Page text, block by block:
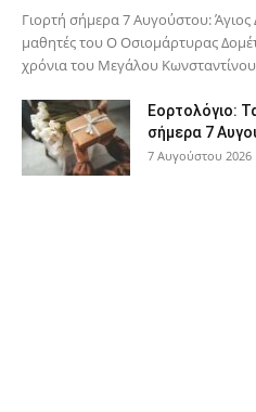
Γιορτή σήμερα 7 Αυγούστου: Άγιος
μαθητές του Ο Oσιομάρτυρας
χρόνια του Μεγάλου
Εορτολόγιο:
σήμερα 7
7 Αυγούστου 2026